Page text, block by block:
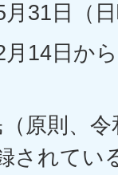
31日（
月14日か
原則、
されてい